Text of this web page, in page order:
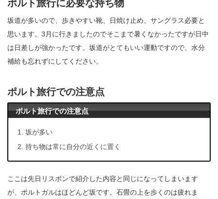
ポルト旅行に必要な持ち物
坂道が多いので、歩きやすい靴、日焼け止め、サングラス必要と
思います。3月に行きましたのでそこまで暑くなかったですが日中
は日差しが強かったです。坂道がとてもいい運動ですので、水分
補給も忘れずにしてください。
ポルト旅行での注意点
ポルト旅行での注意点
坂が多い
持ち物は常に自分の近くに置く
ここは先日リスボンで紹介した内容と同じになってしまいます
が、ポルトガルはほどんど坂です。石畳の上を歩くのは疲れま